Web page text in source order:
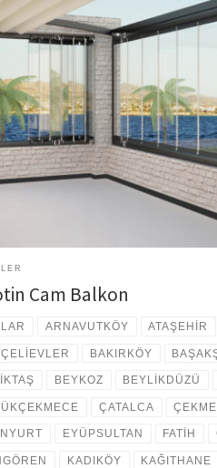
Balkon Cam balkon sistemleri ile yaşam
Her daim ev veya iş yerleriniz için
önermekteyiz. Daha iyi bir
balkonun teknik özelliklerini bilmeli
İstanbul da […]
Cam Balkon
ARNAVUTKÖY ATAŞEHİR
BAKIRKÖY
BEYKOZ BEYLİKDÜZÜ
ÇATALCA
EYÜPSULTAN FATİH
KADIKÖY KAĞITHANE